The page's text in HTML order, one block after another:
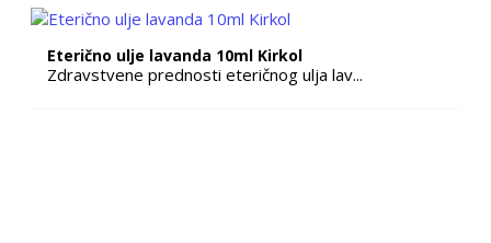
Eterično ulje lavanda 10ml Kirkol
Zdravstvene prednosti eteričnog ulja lav...